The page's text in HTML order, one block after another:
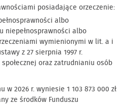
posiadające orzeczenie:
albo
niepełnosprawności albo
wymienionymi w lit. a i
z 27 sierpnia 1997 r.
oraz zatrudnianiu osób
w 2026 r. wyniesie 1 103 873 000 zł
ze środków Funduszu